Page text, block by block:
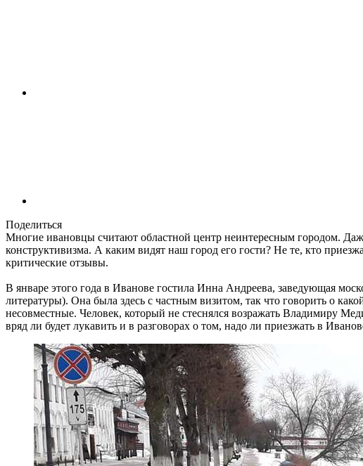
Поделиться
Многие ивановцы считают областной центр неинтересным городом.
конструктивизма. А каким видят наш город его гости? Не те, кто
критические отзывы.
В январе этого года в Иванове гостила Инна Андреева, заведующая
литературы). Она была здесь с частным визитом, так что говорить о
несовместные. Человек, который не стеснялся возражать Владимиру
вряд ли будет лукавить и в разговорах о том, надо ли приезжать в